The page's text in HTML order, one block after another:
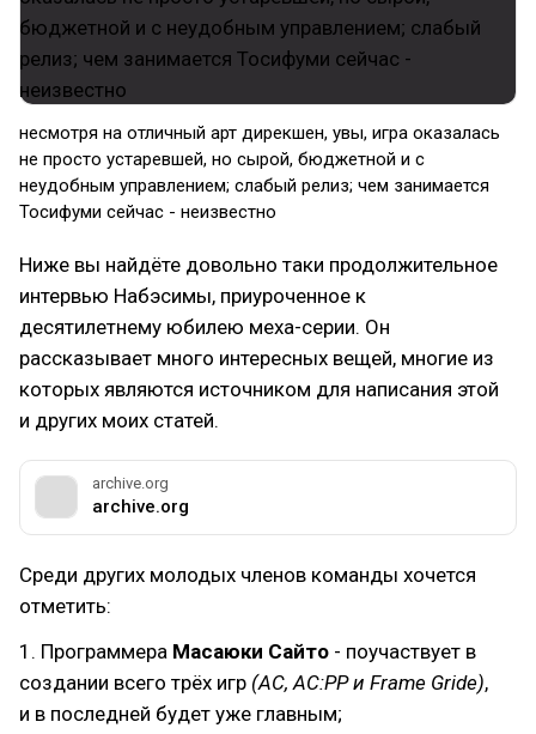
несмотря на отличный арт дирекшен, увы, игра оказалась
не просто устаревшей, но сырой, бюджетной и с
неудобным управлением; слабый релиз; чем занимается
Тосифуми сейчас - неизвестно
Ниже вы найдёте довольно таки продолжительное
интервью Набэсимы, приуроченное к
десятилетнему юбилею меха-серии. Он
рассказывает много интересных вещей, многие из
которых являются источником для написания этой
и других моих статей.
archive.org
archive.org
Среди других молодых членов команды хочется
отметить:
1. Программера Масаюки Сайто - поучаствует в
создании всего трёх игр (AC, AC:PP и Frame Gride),
и в последней будет уже главным;